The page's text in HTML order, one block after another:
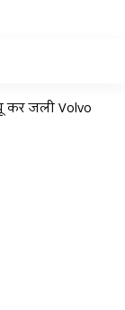
कर जली Volvo